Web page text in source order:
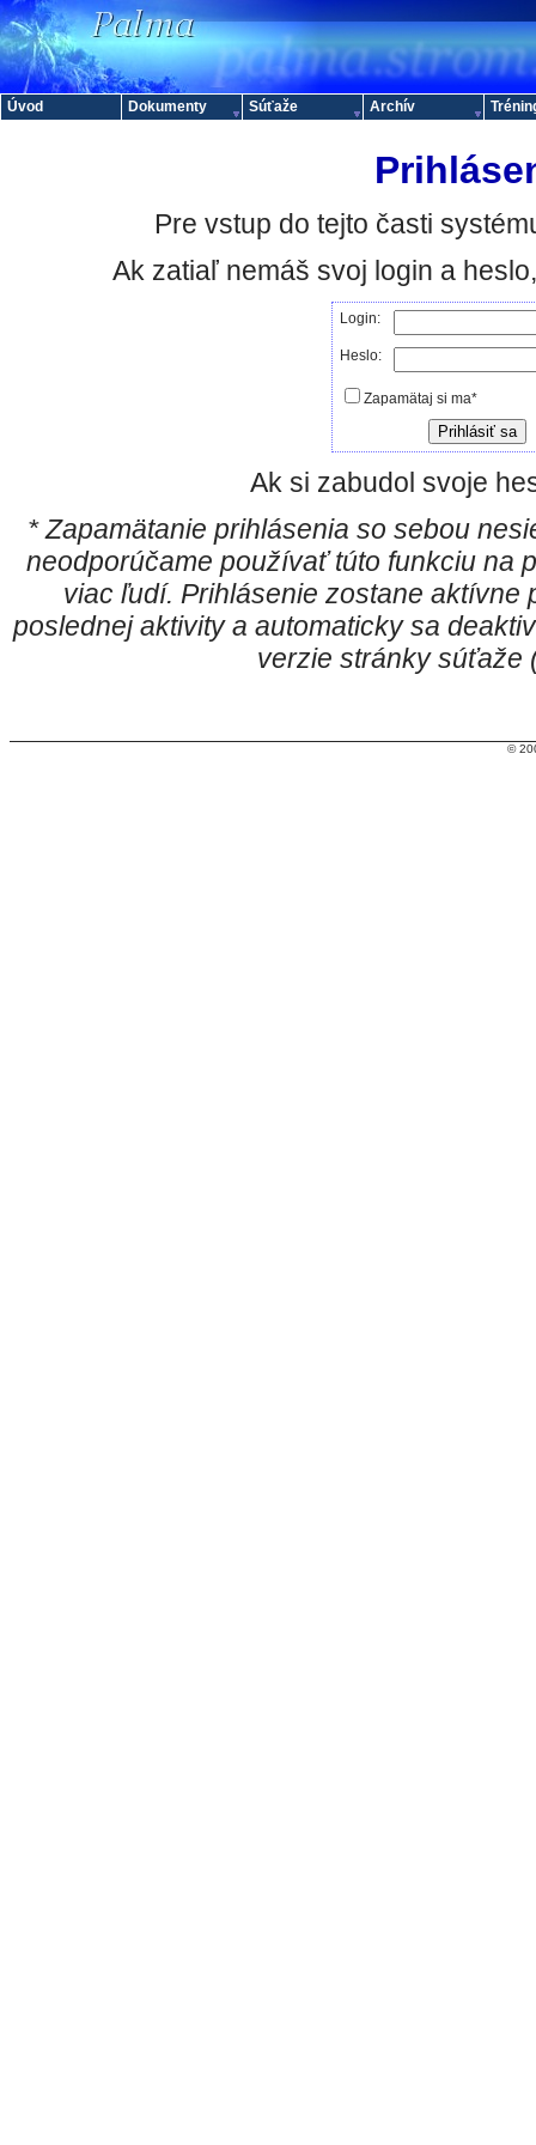
Pre vstup do tejto časti
Ak zatiaľ nemáš svoj login a
Login:
Heslo:
Zapamätaj si ma*
Ak si zabudol svoje
* Zapamätanie prihlásenia so sebou
neodporúčame používať túto funkciu na
viac ľudí. Prihlásenie zostane aktívne
poslednej aktivity a automaticky sa
verzie stránky súťaže
©
Úvod Dokumenty Súťaže Archív